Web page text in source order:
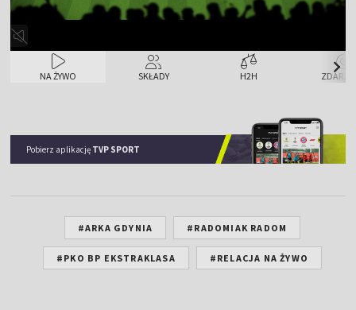
NA ŻYWO SKŁADY H2H
Pobierz aplikację TVP SPORT
#ARKA GDYNIA #RADOMIAK RADOM
#PKO BP EKSTRAKLASA #RELACJA NA ŻYWO